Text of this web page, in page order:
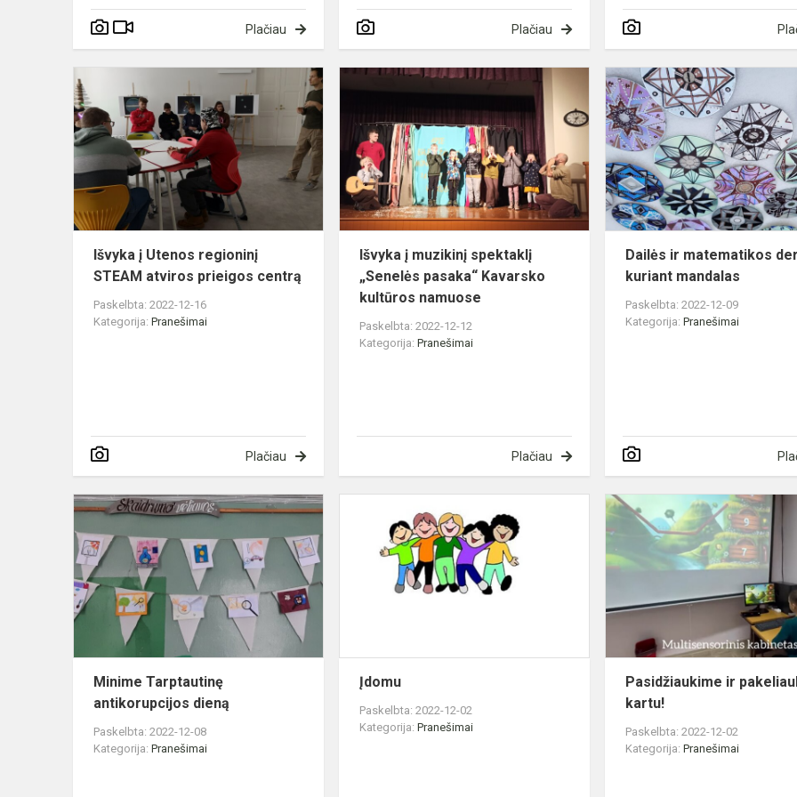
Plačiau Plačiau
Išvyka
Utenos
regioninį
STEAM
atviros
prieigos
centrą
Išvyka į Utenos regioninį
STEAM atviros prieigos centrą
Paskelbta: 2022-12-16
Kategorija: Pranešimai
Plačiau
Išvyka
muzikinį
spektaklį
„Senelės
pasaka“
Kavarsko
kultū...
Išvyka į muzikinį spektaklį
„Senelės pasaka“ Kavarsko
kultūros namuose
Paskelbta: 2022-12-12
Kategorija:Pranešimai
Plačiau
Dailės ir matematikos
kuriant mandalas
Paskelbta: 2022-12-09
Kategorija:Pranešimai
Minime
Tarptautinę
antikorupcijos
Minime Tarptautinę
antikorupcijos dieną
Paskelbta: 2022-12-08
Kategorija: Pranešimai
Įdomu
Įdomu
Paskelbta: 2022-12-02
Kategorija:Pranešimai
Pasidžiaukime ir
kartu!
Paskelbta: 2022-12-02
Kategorija:Pranešimai